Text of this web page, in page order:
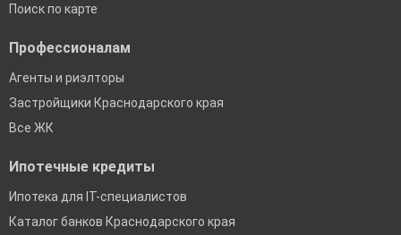
Поиск по карте
Профессионалам
Агенты и риэлторы
Застройщики Краснодарского края
Все ЖК
Ипотечные кредиты
Ипотека для IT-специалистов
Каталог банков Краснодарского края